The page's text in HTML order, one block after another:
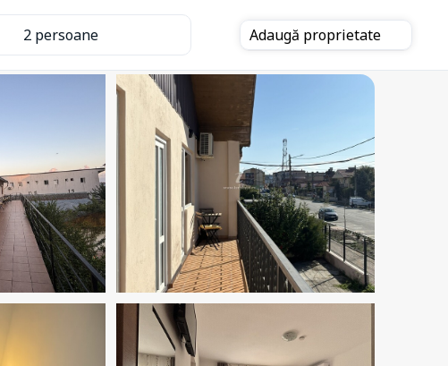
2 persoane Adaugă proprietate